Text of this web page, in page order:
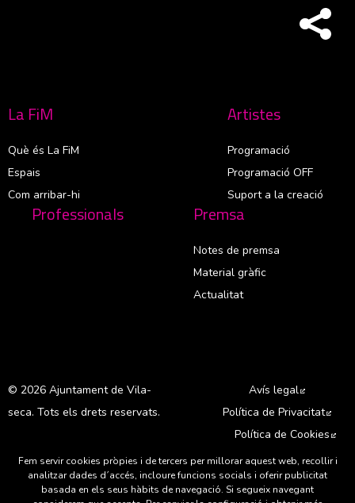
La FiM
Què és La FiM
Espais
Com arribar-hi
Artistes
Programació
Programació OFF
Suport a la creació
Professionals Premsa
Notes de premsa
Material gràfic
Actualitat
© 2026 Ajuntament de Vila-
seca. Tots els drets reservats.
Avís legal
Política de Privacitat
Política de Cookies
Fem servir cookies pròpies i de tercers per millorar aquest web, recollir i
analitzar dades d´accés, incloure funcions socials i oferir publicitat
basada en els seus hàbits de navegació. Si segueix navegant